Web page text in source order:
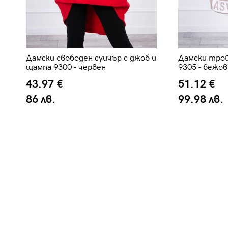
Дамски свободен суичър с джоб и
щампа 9300 - червен
43.97 €
86 лв.
Дамски
9305 - бежов
51.12 €
99.98 лв.